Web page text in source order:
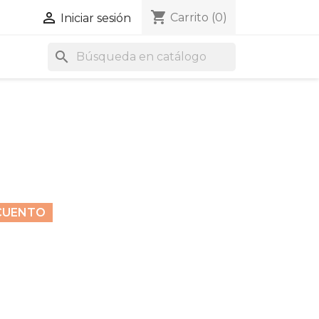
 Iniciar sesión shopping_cart Carrito (0)
search